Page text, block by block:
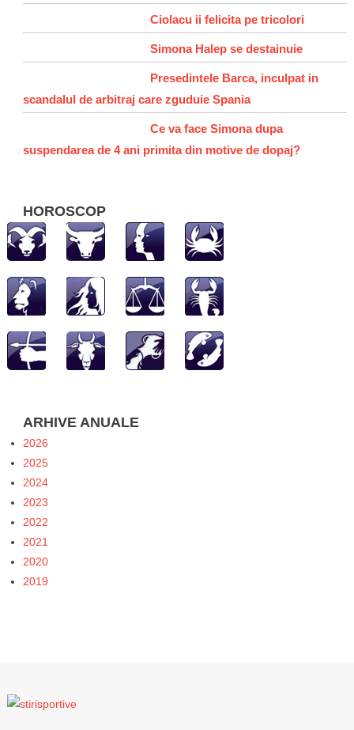
Ciolacu ii felicita pe tricolori
Simona Halep se destainuie
Presedintele Barca, inculpat in
scandalul de arbitraj care zguduie Spania
Ce va face Simona dupa
suspendarea de 4 ani primita din motive de dopaj?
HOROSCOP
ARHIVE ANUALE
2026
2025
2024
2023
2022
2021
2020
2019